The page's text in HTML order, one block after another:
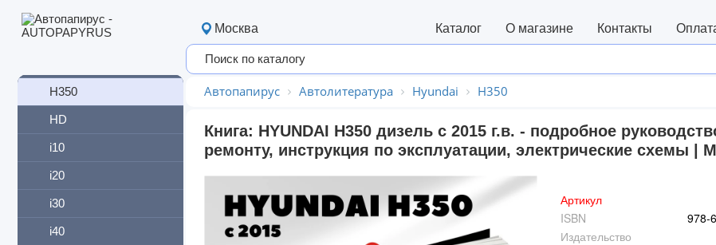
H100
H350
HD
i10
i20
i30
i40
Москва Каталог О магазине Контакты
Автопапирус Автолитература Hyundai H350
Книга: HYUNDAI H350 дизель с 2015 г.в. - подробное
ремонту, инструкция по эксплуатации, электрические схемы |
Артикул
ISBN
978-
Издательство